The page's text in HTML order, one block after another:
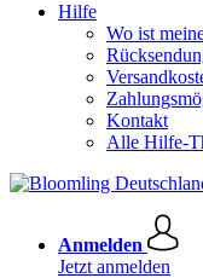
Hilfe
Wo ist
Kontakt
Alle Hilfe-
Anmelden
Jetzt anmelden